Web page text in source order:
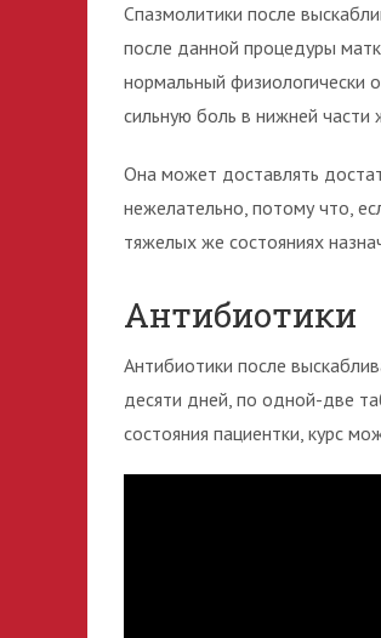
Спазмолитики после
после данной процедуры
нормальный физиологически
сильную боль в нижней части
Она может доставлять
нежелательно, потому что,
тяжелых же состояниях
Антибиотики
Антибиотики после
десяти дней, по одной-две
состояния пациентки, курс